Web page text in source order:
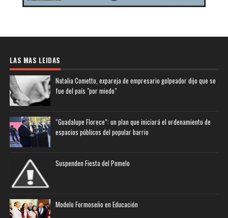
LAS MAS LEIDAS
Natalia Cometto, expareja de empresario golpeador dijo que se
fue del país "por miedo"
“Guadalupe Florece”: un plan que iniciará el ordenamiento de
espacios públicos del popular barrio
Suspenden Fiesta del Pomelo
Modelo Formoseño en Educación